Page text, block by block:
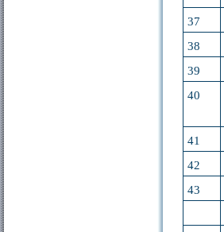
37
38
39
40
41
42
43